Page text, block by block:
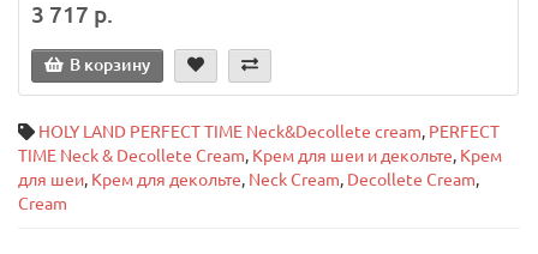
3 717 р.
В корзину
HOLY LAND PERFECT TIME Neck&Decollete cream, PERFECT
TIME Neck & Decollete Cream, Крем для шеи и декольте, Крем
для шеи, Крем для декольте, Neck Cream, Decollete Cream,
Cream